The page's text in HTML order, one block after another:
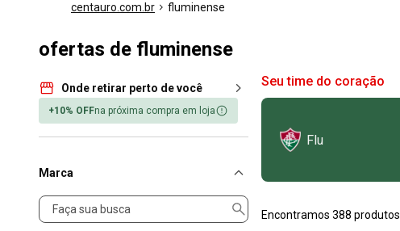
centauro.com.br fluminense
ofertas de fluminense
Onde retirar perto de você
+10% OFFna próxima compra em loja
Marca
Marca
Seu time do coração
Flu
Encontramos 388 produtos